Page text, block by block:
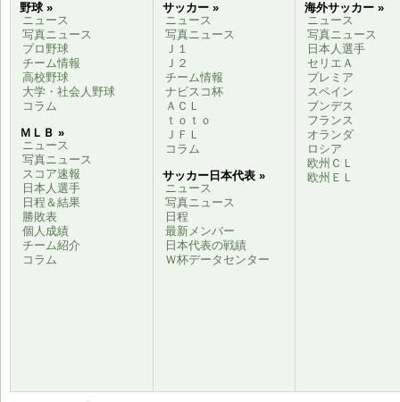
野球 »
ニュース
写真ニュース
プロ野球
チーム情報
高校野球
大学・社会人野球
コラム
ＭＬＢ »
ニュース
写真ニュース
スコア速報
日本人選手
日程＆結果
勝敗表
個人成績
チーム紹介
コラム
サッカー »
ニュース
写真ニュース
Ｊ１
Ｊ２
チーム情報
ナビスコ杯
ＡＣＬ
ｔｏｔｏ
ＪＦＬ
コラム
サッカー日本代表 »
ニュース
写真ニュース
日程
最新メンバー
日本代表の戦績
Ｗ杯データセンター
海外サッカー »
ニュース
写真ニュース
日本人選手
セリエＡ
プレミア
スペイン
ブンデス
フランス
オランダ
ロシア
欧州ＣＬ
欧州ＥＬ